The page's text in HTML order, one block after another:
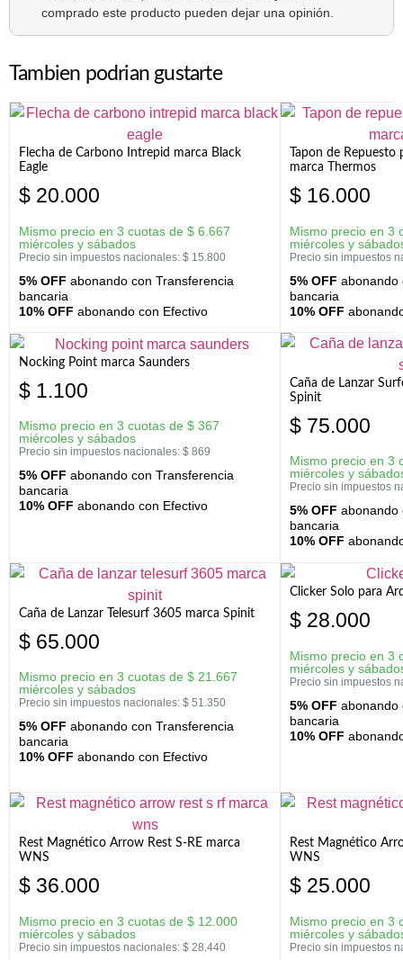
comprado este producto pueden dejar una opinión.
Tambien podrian gustarte
Flecha de Carbono Intrepid marca Black
Eagle
$ 20.000
Mismo precio en 3 cuotas de $ 6.667
miércoles y sábados
Precio sin impuestos nacionales: $ 15.800
5% OFF abonando con Transferencia
bancaria
10% OFF abonando con Efectivo
Tapon de Repuesto
marca Thermos
$ 16.000
Mismo precio en 3
miércoles y
Precio sin impuestos
5% OFF abonando
bancaria
10% OFF
Nocking Point marca Saunders
$ 1.100
Mismo precio en 3 cuotas de $ 367
miércoles y sábados
Precio sin impuestos nacionales: $ 869
5% OFF abonando con Transferencia
bancaria
10% OFF abonando con Efectivo
Caña de Lanzar
Spinit
$ 75.000
Mismo precio en 3
miércoles y
Precio sin impuestos
5% OFF abonando
bancaria
10% OFF
Caña de Lanzar Telesurf 3605 marca Spinit
$ 65.000
Mismo precio en 3 cuotas de $ 21.667
miércoles y sábados
Precio sin impuestos nacionales: $ 51.350
5% OFF abonando con Transferencia
bancaria
10% OFF abonando con Efectivo
Clicker Solo para
$ 28.000
Mismo precio en 3
miércoles y
Precio sin impuestos
5% OFF abonando
bancaria
10% OFF
Rest Magnético Arrow Rest S-RE marca
WNS
$ 36.000
Mismo precio en 3 cuotas de $ 12.000
miércoles y sábados
Precio sin impuestos nacionales: $ 28.440
Rest Magnético
WNS
$ 25.000
Mismo precio en 3
miércoles y
Precio sin impuestos